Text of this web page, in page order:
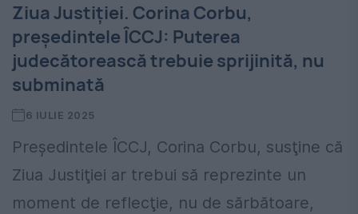
Ziua Justiţiei. Corina Corbu,
președintele ÎCCJ: Puterea
judecătorească trebuie sprijinită, nu
subminată
6 IULIE 2025
Preşedintele ÎCCJ, Corina Corbu, susţine că
Ziua Justiţiei ar trebui să reprezinte un
moment de reflecţie, nu de sărbătoare,